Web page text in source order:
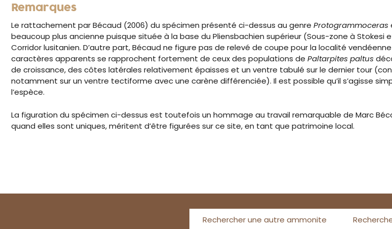
Remarques
Le rattachement par Bécaud (2006) du spécimen présenté ci-dessus au genre Protogrammoceras
beaucoup plus ancienne puisque située à la base du Pliensbachien supérieur (Sous-zone à
Corridor lusitanien. D’autre part, Bécaud ne figure pas de relevé de coupe pour la localité
caractères apparents se rapprochent fortement de ceux des populations de Paltarpites paltus
de croissance, des côtes latérales relativement épaisses et un ventre tabulé sur le dernier tour
notamment sur un ventre tectiforme avec une carène différenciée). Il est possible qu’il s’agisse
l’espèce.
La figuration du spécimen ci-dessus est toutefois un hommage au travail remarquable de Marc
quand elles sont uniques, méritent d’être figurées sur ce site, en tant que patrimoine local.
Rechercher une autre ammonite